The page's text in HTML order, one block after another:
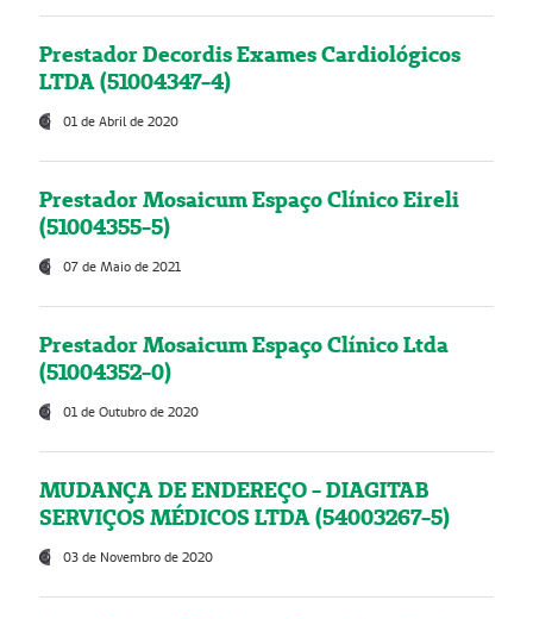
Prestador Decordis Exames Cardiológicos
LTDA (51004347-4)
01 de Abril de 2020
Prestador Mosaicum Espaço Clínico Eireli
(51004355-5)
07 de Maio de 2021
Prestador Mosaicum Espaço Clínico Ltda
(51004352-0)
01 de Outubro de 2020
MUDANÇA DE ENDEREÇO - DIAGITAB
SERVIÇOS MÉDICOS LTDA (54003267-5)
03 de Novembro de 2020